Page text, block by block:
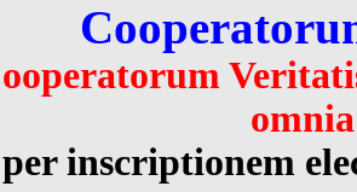
inscriptionem